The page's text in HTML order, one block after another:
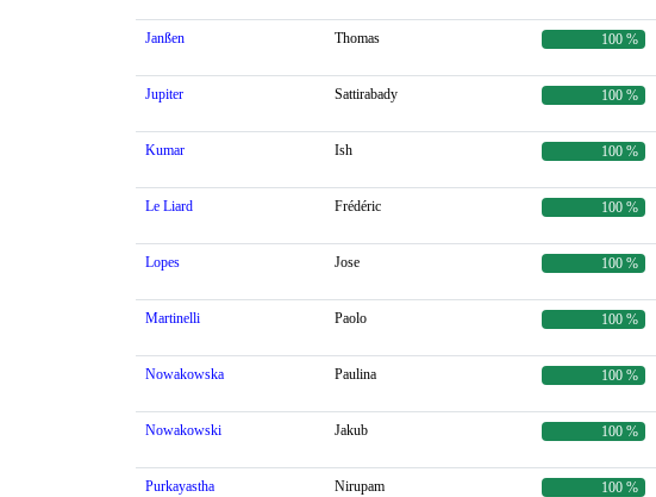
Janßen Thomas 100 %
Jupiter Sattirabady 100 %
Kumar Ish 100 %
Le Liard Frédéric 100 %
Lopes Jose 100 %
Martinelli Paolo 100 %
Nowakowska Paulina 100 %
Nowakowski Jakub 100 %
Purkayastha Nirupam 100 %